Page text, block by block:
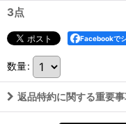
3点
Facebookで
数量:
返品特約に関する重要